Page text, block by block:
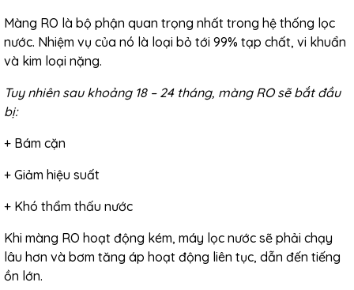
Màng RO là bộ phận quan trọng nhất trong hệ thống lọc
nước. Nhiệm vụ của nó là loại bỏ tới 99% tạp chất, vi khuẩn
và kim loại nặng.
Tuy nhiên sau khoảng 18 – 24 tháng, màng RO sẽ bắt đầu
bị:
+ Bám cặn
+ Giảm hiệu suất
+ Khó thẩm thấu nước
Khi màng RO hoạt động kém, máy lọc nước sẽ phải chạy
lâu hơn và bơm tăng áp hoạt động liên tục, dẫn đến tiếng
ồn lớn.